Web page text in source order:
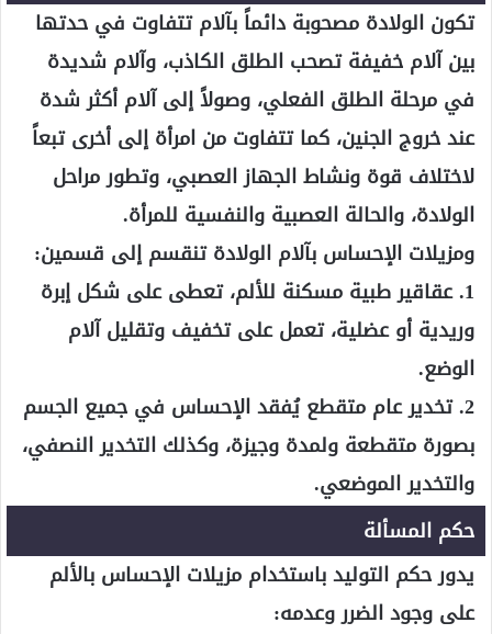
تكون الولادة مصحوبة دائماً بآلام تتفاوت في حدتها
بين آلام خفيفة تصحب الطلق الكاذب، وآلام شديدة
في مرحلة الطلق الفعلي، وصولاً إلى آلام أكثر شدة
عند خروج الجنين، كما تتفاوت من امرأة إلى أخرى تبعاً
لاختلاف قوة ونشاط الجهاز العصبي، وتطور مراحل
الولادة، والحالة العصبية والنفسية للمرأة.
ومزيلات الإحساس بآلام الولادة تنقسم إلى قسمين:
1. عقاقير طبية مسكنة للألم، تعطى على شكل إبرة
وريدية أو عضلية، تعمل على تخفيف وتقليل آلام
الوضع.
2. تخدير عام متقطع يُفقد الإحساس في جميع الجسم
بصورة متقطعة ولمدة وجيزة، وكذلك التخدير النصفي،
والتخدير الموضعي.
حكم المسألة
يدور حكم التوليد باستخدام مزيلات الإحساس بالألم
على وجود الضرر وعدمه: